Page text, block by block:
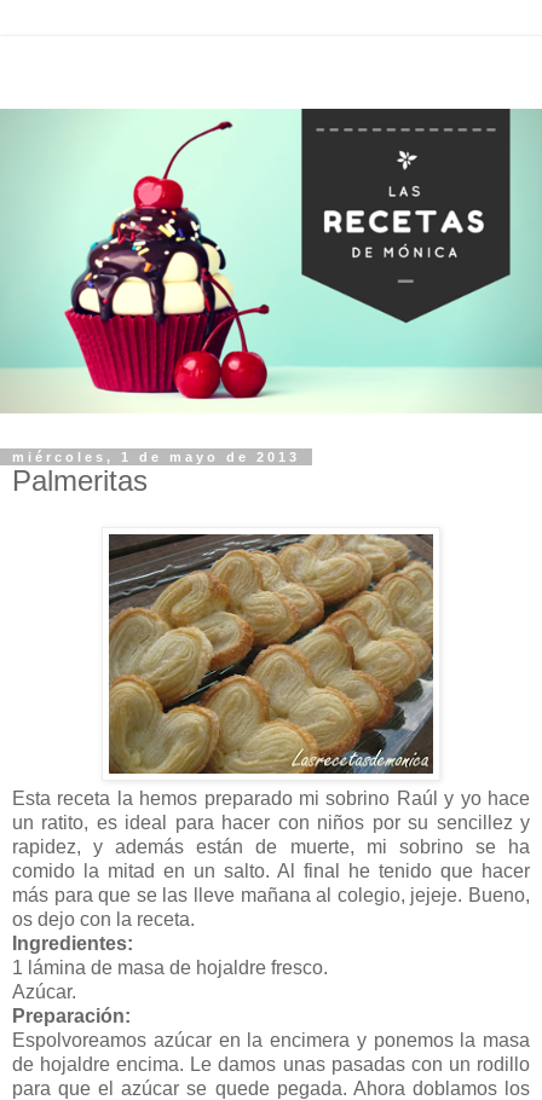
miércoles, 1 de mayo de 2013
Palmeritas
Esta receta la hemos preparado mi sobrino Raúl y yo hace
un ratito, es ideal para hacer con niños por su sencillez y
rapidez, y además están de muerte, mi sobrino se ha
comido la mitad en un salto. Al final he tenido que hacer
más para que se las lleve mañana al colegio, jejeje. Bueno,
os dejo con la receta.
Ingredientes:
1 lámina de masa de hojaldre fresco.
Azúcar.
Preparación:
Espolvoreamos azúcar en la encimera y ponemos la masa
de hojaldre encima. Le damos unas pasadas con un rodillo
para que el azúcar se quede pegada. Ahora doblamos los